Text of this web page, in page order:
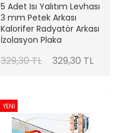
5 Adet Isı Yalıtım Levhası
3 mm Petek Arkası
Kalorifer Radyatör Arkası
İzolasyon Plaka
329,30 TL 329,30 TL
YENİ